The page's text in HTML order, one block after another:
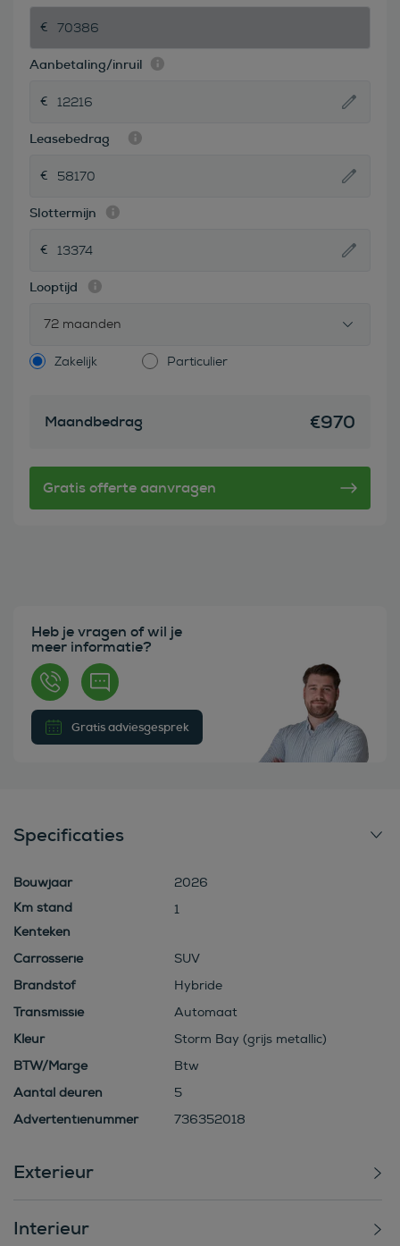
Aanbetaling/inruil
Leasebedrag
Slottermijn
Looptijd
72 maanden
Zakelijk Particulier
Maandbedrag €970
Heb je vragen of wil je
meer informatie?
Gratis adviesgesprek
Specificaties
Bouwjaar
2026
1
Kenteken
Carrosserie
SUV
Brandstof
Hybride
Transmissie
Automaat
Kleur
Storm Bay (grijs metallic)
BTW/Marge
Btw
Aantal deuren
5
Advertentienummer
736352018
Exterieur
Interieur